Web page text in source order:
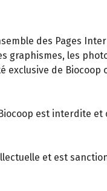
des Pages
graphismes, les
de Biocoop
est interdite
et est